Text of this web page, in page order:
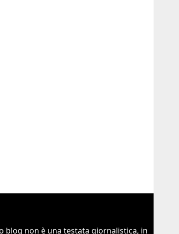
blog non è una testata giornalistica, in